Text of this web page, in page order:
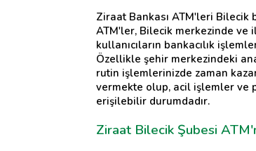
Ziraat Bankası ATM'leri Bilecik
ATM'ler, Bilecik merkezinde
kullanıcıların bankacılık
Özellikle şehir merkezindeki
rutin işlemlerinizde zaman
vermekte olup, acil işlemler ve
erişilebilir durumdadır.
Ziraat Bilecik Şubesi